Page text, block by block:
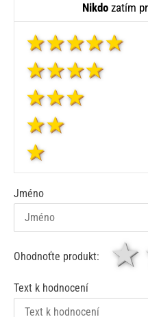
Nikdozatím
Jméno
Ohodnoťte produkt:
Text k hodnocení